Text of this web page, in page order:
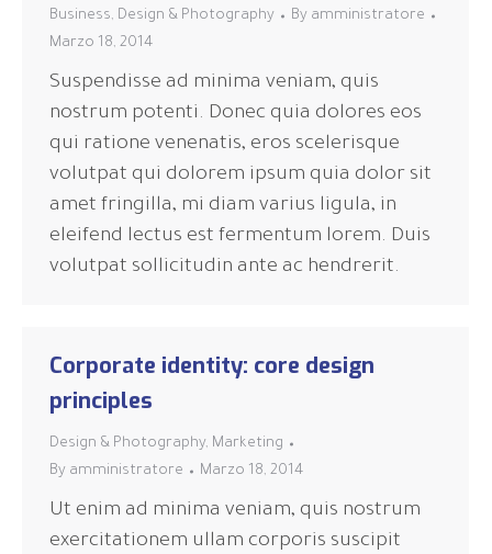
Business, Design & Photography By amministratore
Marzo 18, 2014
Suspendisse ad minima veniam, quis
nostrum potenti. Donec quia dolores eos
qui ratione venenatis, eros scelerisque
volutpat qui dolorem ipsum quia dolor sit
amet fringilla, mi diam varius ligula, in
eleifend lectus est fermentum lorem. Duis
volutpat sollicitudin ante ac hendrerit.
Corporate identity: core design
principles
Design & Photography, Marketing
By amministratore Marzo 18, 2014
Ut enim ad minima veniam, quis nostrum
exercitationem ullam corporis suscipit